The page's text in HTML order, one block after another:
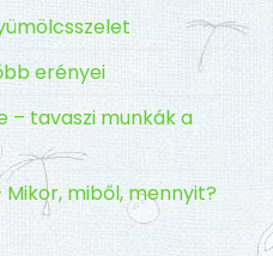
erényei
– tavaszi munkák a
miből, mennyit?